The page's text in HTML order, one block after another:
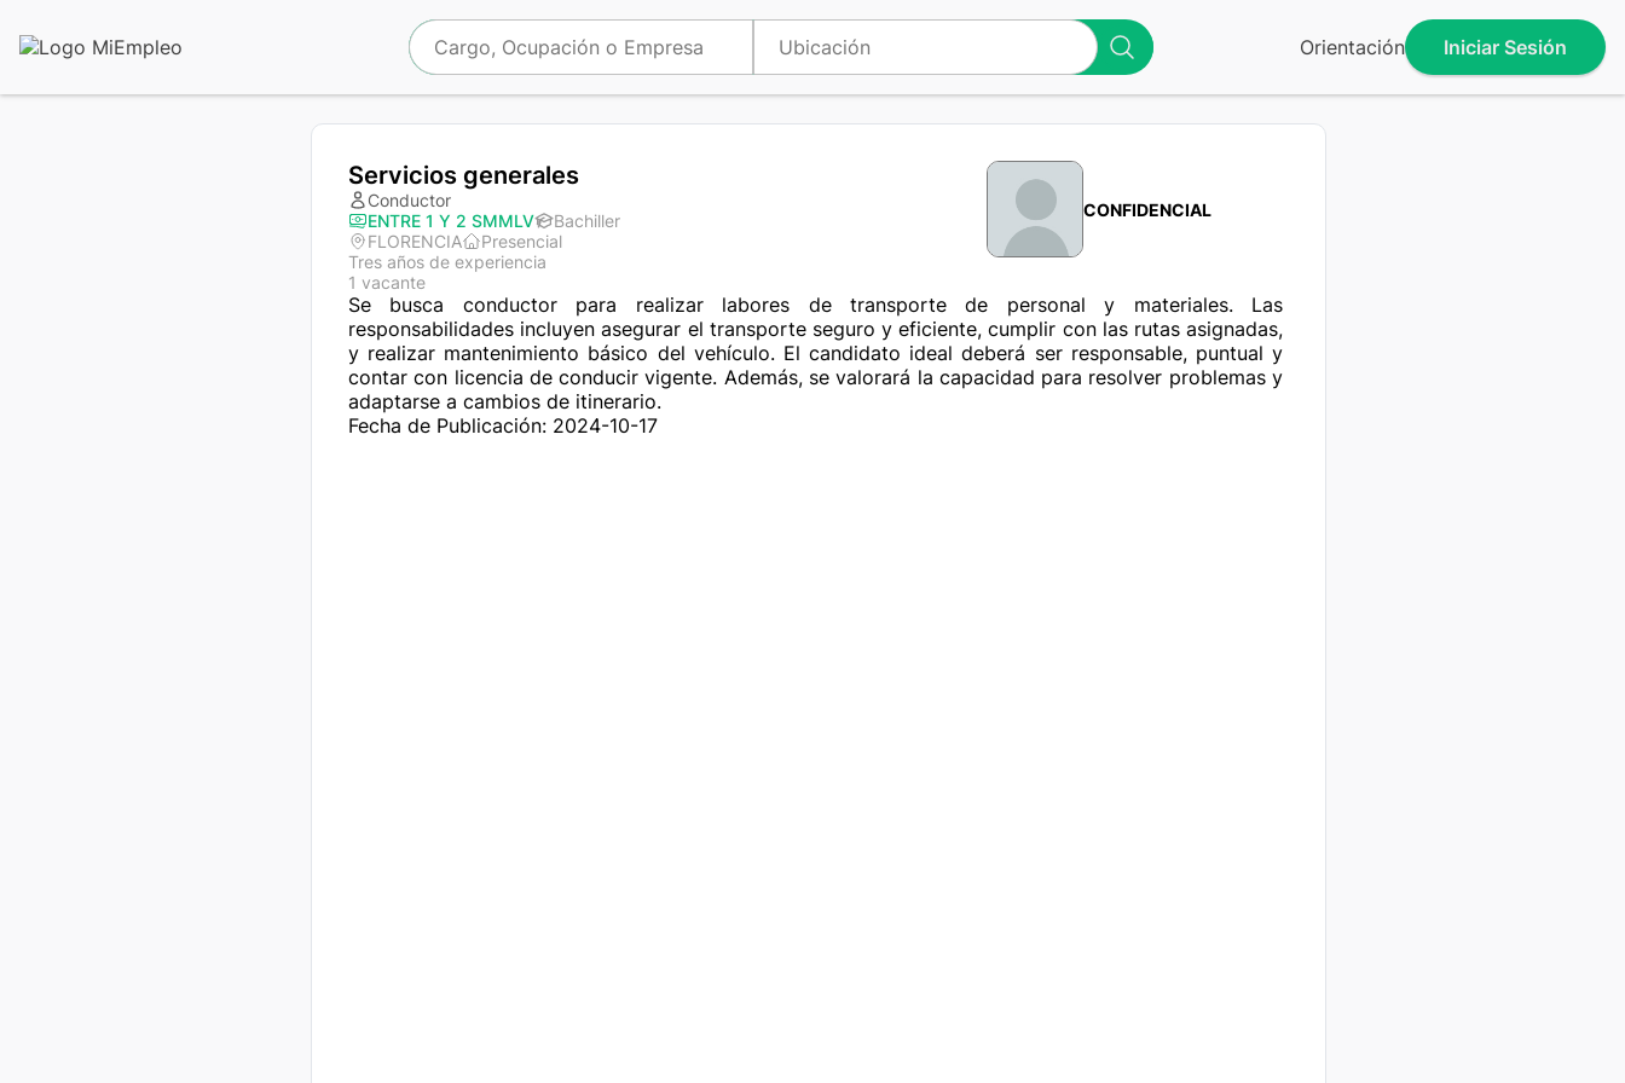
Orientación Iniciar Sesión
Servicios generales
Conductor
ENTRE 1 Y 2 SMMLV
Bachiller
FLORENCIA
Presencial
Tres años de experiencia
1 vacante
CONFIDENCIAL
Se busca conductor para realizar labores de transporte de personal y materiales. Las
responsabilidades incluyen asegurar el transporte seguro y eficiente, cumplir con las rutas asignadas,
y realizar mantenimiento básico del vehículo. El candidato ideal deberá ser responsable, puntual y
contar con licencia de conducir vigente. Además, se valorará la capacidad para resolver problemas y
adaptarse a cambios de itinerario.
Fecha de Publicación: 2024-10-17